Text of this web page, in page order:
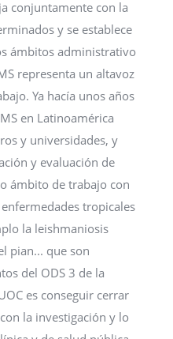
conjuntamente con la
y se establece
ámbitos administrativo
representa un altavoz
Ya hacía unos años
en Latinoamérica
y universidades, y
y evaluación de
ámbito de trabajo con
tropicales
la leishmaniosis
pian... que son
del ODS 3 de la
es conseguir cerrar
la investigación y lo